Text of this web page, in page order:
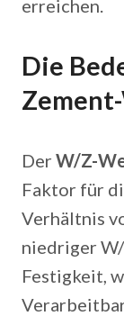
erreichen.
Die
Der W/Z-
Faktor für
Verhältnis
niedriger
Festigkeit,